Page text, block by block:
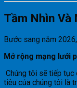
Tầm Nhìn Và
Bước sang năm
Mở rộng mạng lưới
Chúng tôi sẽ tiếp
tiêu của chúng tôi là